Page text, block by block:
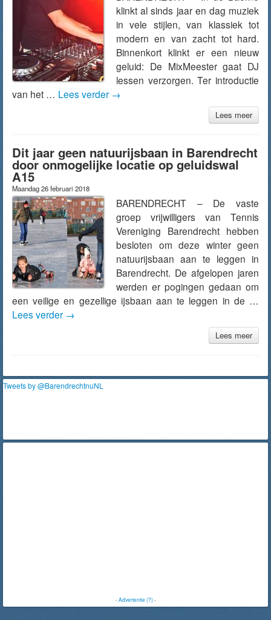
klinkt al sinds jaar en dag muziek
in vele stijlen, van klassiek tot
modern en van zacht tot hard.
Binnenkort klinkt er een nieuw
geluid: De MixMeester gaat DJ
lessen verzorgen. Ter introductie
van het … Lees verder →
Lees meer
Dit jaar geen natuurijsbaan in Barendrecht
door onmogelijke locatie op geluidswal
A15
Maandag 26 februari 2018
BARENDRECHT – De vaste
groep vrijwilligers van Tennis
Vereniging Barendrecht hebben
besloten om deze winter geen
natuurijsbaan aan te leggen in
Barendrecht. De afgelopen jaren
werden er pogingen gedaan om
een veilige en gezellige ijsbaan aan te leggen in de …
Lees verder →
Lees meer
Tweets by @BarendrechtnuNL
-Advertentie (?)-